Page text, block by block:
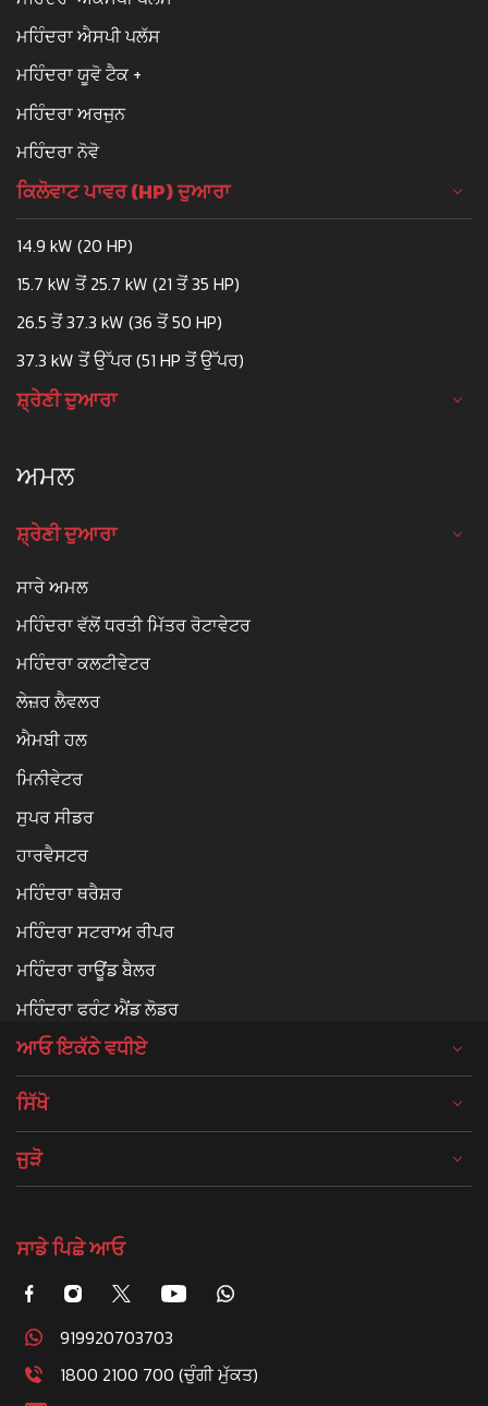
ਮਹਿੰਦਰਾ ਐਸਪੀ ਪਲੱਸ
ਮਹਿੰਦਰਾ ਯੂਵੋ ਟੈਕ +
ਮਹਿੰਦਰਾ ਅਰਜੁਨ
ਮਹਿੰਦਰਾ ਨੋਵੋ
ਕਿਲੋਵਾਟ ਪਾਵਰ (HP) ਦੁਆਰਾ
14.9 kW (20 HP)
15.7 kW ਤੋਂ 25.7 kW (21 ਤੋਂ 35 HP)
26.5 ਤੋਂ 37.3 kW (36 ਤੋਂ 50 HP)
37.3 kW ਤੋਂ ਉੱਪਰ (51 HP ਤੋਂ ਉੱਪਰ)
ਸ਼੍ਰੇਣੀ ਦੁਆਰਾ
ਅਮਲ
ਸ਼੍ਰੇਣੀ ਦੁਆਰਾ
ਸਾਰੇ ਅਮਲ
ਮਹਿੰਦਰਾ ਵੱਲੋਂ ਧਰਤੀ ਮਿੱਤਰ ਰੋਟਾਵੇਟਰ
ਮਹਿੰਦਰਾ ਕਲਟੀਵੇਟਰ
ਲੇਜ਼ਰ ਲੈਵਲਰ
ਐਮਬੀ ਹਲ
ਮਿਨੀਵੇਟਰ
ਸੁਪਰ ਸੀਡਰ
ਹਾਰਵੈਸਟਰ
ਮਹਿੰਦਰਾ ਥਰੈਸ਼ਰ
ਮਹਿੰਦਰਾ ਸਟਰਾਅ ਰੀਪਰ
ਮਹਿੰਦਰਾ ਰਾਊਂਡ ਬੈਲਰ
ਮਹਿੰਦਰਾ ਫਰੰਟ ਐਂਡ ਲੋਡਰ
ਆਓ ਇਕੱਠੇ ਵਧੀਏ
ਸਿੱਖੋ
ਜੁੜੋ
ਸਾਡੇ ਪਿਛੇ ਆਓ
919920703703
1800 2100 700 (ਚੁੰਗੀ ਮੁੱਕਤ)